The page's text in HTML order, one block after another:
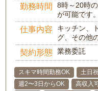
勤務時間
8時～20時
が可能です
仕事内容
キッチン、
グ、その他
契約形態 業務委託
スキマ時間勤務OK 土日
週2〜3日からOK
高収入